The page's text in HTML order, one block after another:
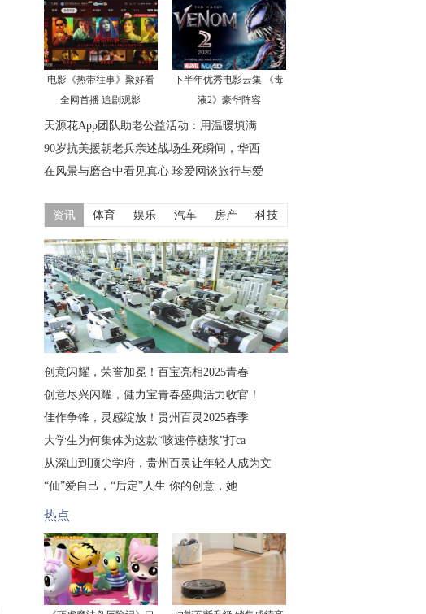
电影《热带往事》聚好看
全网首播 追剧观影
下半年优秀电影云集 《毒
液2》豪华阵容
天源花App团队助老公益活动：用温暖填满
90岁抗美援朝老兵亲述战场生死瞬间，华西
在风景与磨合中看见真心 珍爱网谈旅行与爱
资讯 体育 娱乐 汽车 房产 科技
创意闪耀，荣誉加冕！百宝亮相2025青春
创意尽兴闪耀，健力宝青春盛典活力收官！
佳作争锋，灵感绽放！贵州百灵2025春季
大学生为何集体为这款“咳速停糖浆”打ca
从深山到顶尖学府，贵州百灵让年轻人成为文
“仙”爱自己，“后定”人生 你的创意，她
热点